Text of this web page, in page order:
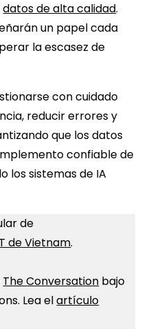
datos de alta calidad.
un papel cada
la escasez de
con cuidado
reducir errores y
que los datos
confiable de
los sistemas de IA
de
de Vietnam.
The Conversation bajo
Lea elartículo